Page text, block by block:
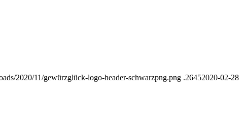
2020/11/gewürzglück-logo-header-schwarzpng.png .26452020-02-28